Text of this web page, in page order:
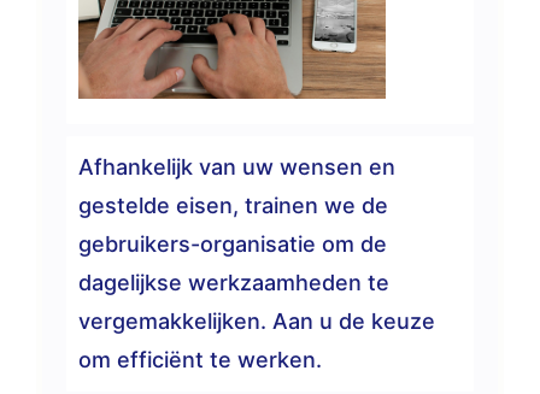
Afhankelijk van uw wensen en
gestelde eisen, trainen we de
gebruikers-organisatie om de
dagelijkse werkzaamheden te
vergemakkelijken. Aan u de keuze
om efficiënt te werken.